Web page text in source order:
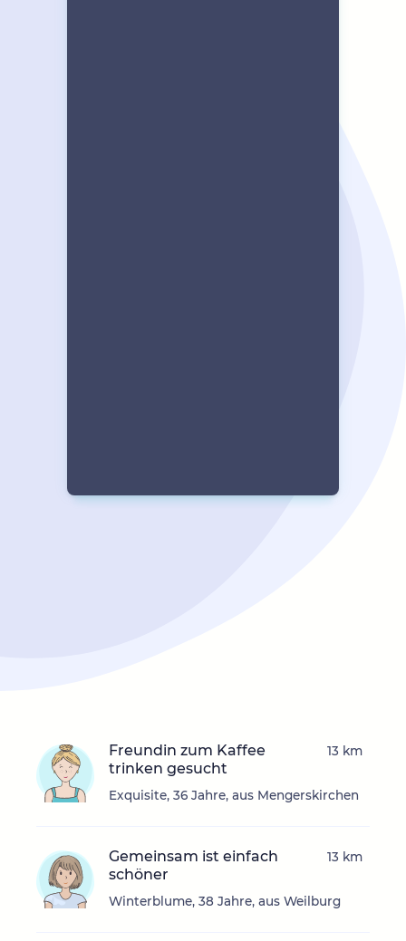
Freundin zum Kaffee
trinken gesucht
Exquisite, 36 Jahre, aus Mengerskirchen
13 km
Gemeinsam ist einfach
schöner
Winterblume, 38 Jahre, aus Weilburg
13 km